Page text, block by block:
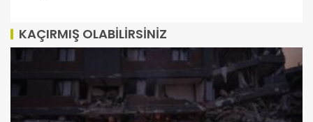
KAÇIRMIŞ OLABILIRSINIZ